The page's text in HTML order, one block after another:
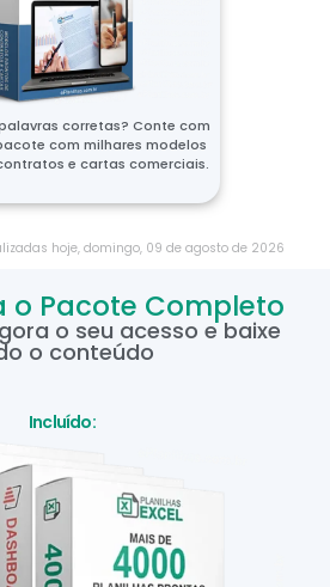
corretas? Conte com
com milhares modelos
e cartas comerciais.
hoje, domingo, 09 de agosto de 2026
o Pacote Completo
o seu acesso e baixe
o conteúdo
Incluído: